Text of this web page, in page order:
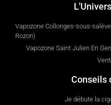
Vapozone Collonges-sous-
Rozon)
Vapozone Saint Julien En
Conseils
Je débute la